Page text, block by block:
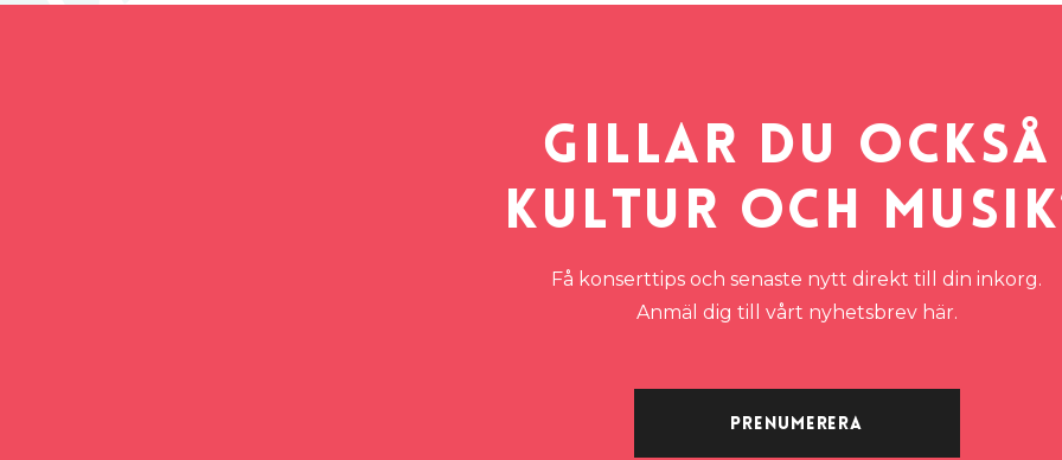
Gillar du också
kultur och
Få konserttips och senaste nytt direkt till din inkorg.
Anmäl dig till vårt nyhetsbrev här.
Prenumerera